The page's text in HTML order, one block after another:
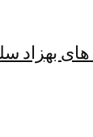
بهزاد